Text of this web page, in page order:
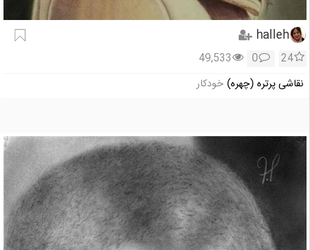
halleh
24
0
49,533
نقاشی پرتره (چهره) خودکار